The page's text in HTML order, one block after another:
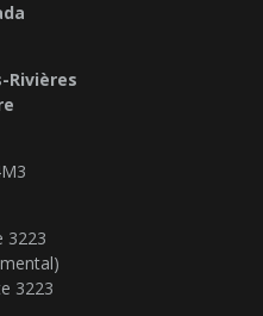
Rivières
3223
3223